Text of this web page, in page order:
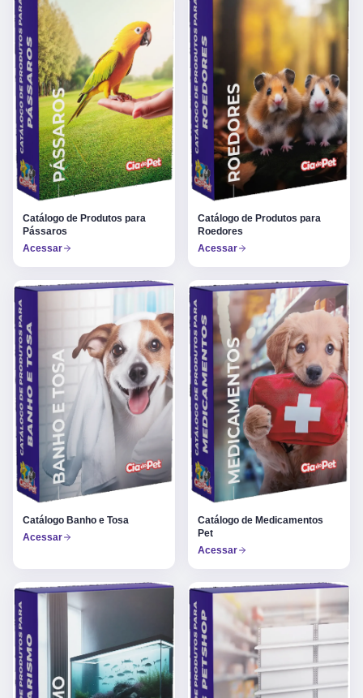
Catálogo de Produtos para
Pássaros
Acessar
Catálogo de Produtos para
Roedores
Acessar
Catálogo Banho e Tosa
Acessar
Catálogo de Medicamentos
Pet
Acessar